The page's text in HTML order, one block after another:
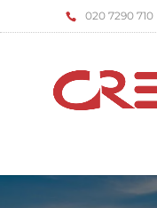
‌020 7290 710